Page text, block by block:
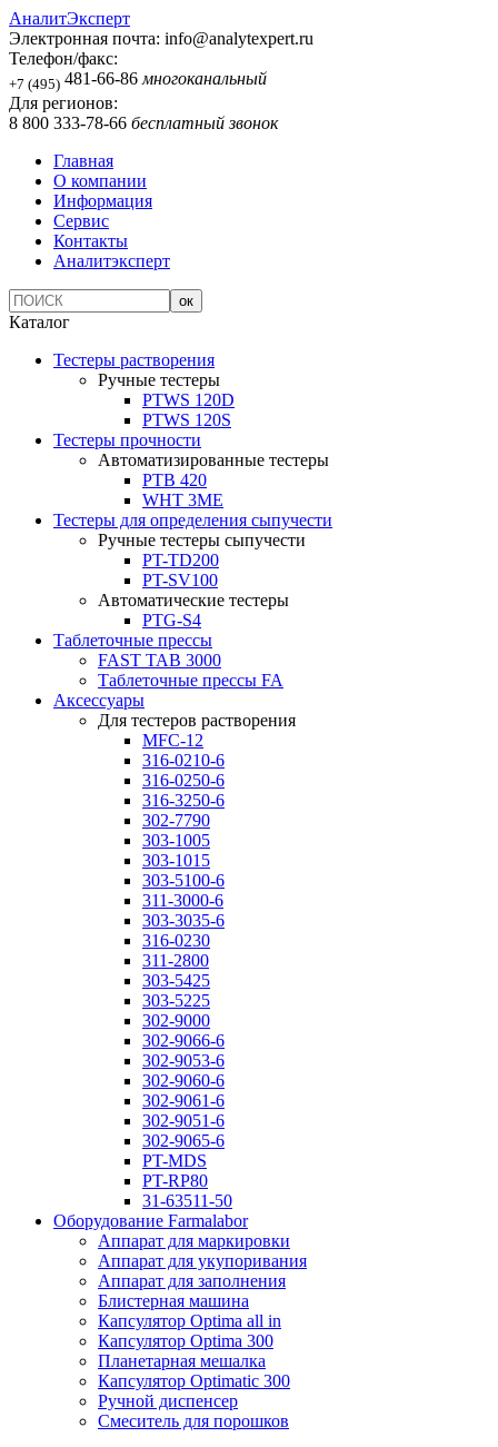
АналитЭксперт
Электронная почта: info@analytexpert.ru
Телефон/факс:
+7 (495) 481-66-86 многоканальный
Для регионов:
8 800 333-78-66 бесплатный звонок
Главная
О компании
Информация
Сервис
Контакты
Аналитэксперт
Каталог
Тестеры растворения
Ручные тестеры
PTWS 120D
PTWS 120S
Тестеры прочности
Автоматизированные тестеры
PTB 420
WHT 3ME
Тестеры для определения сыпучести
Ручные тестеры сыпучести
PT-TD200
PT-SV100
Автоматические тестеры
PTG-S4
Таблеточные прессы
FAST TAB 3000
Таблеточные прессы FA
Аксессуары
Для тестеров растворения
MFC-12
316-0210-6
316-0250-6
316-3250-6
302-7790
303-1005
303-1015
303-5100-6
311-3000-6
303-3035-6
316-0230
311-2800
303-5425
303-5225
302-9000
302-9066-6
302-9053-6
302-9060-6
302-9061-6
302-9051-6
302-9065-6
PT-MDS
PT-RP80
31-63511-50
Оборудование Farmalabor
Аппарат для маркировки
Аппарат для укупоривания
Аппарат для заполнения
Блистерная машина
Капсулятор Optima all in
Капсулятор Optima 300
Планетарная мешалка
Капсулятор Optimatic 300
Ручной диспенсер
Смеситель для порошков